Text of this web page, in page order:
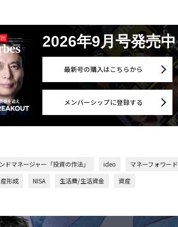
2026年9月号発売中
最新号の購入はこちらから
メンバーシップに登録する
ドマネージャー「投資の作法」 ideo マネーフォワード
形成
NISA 生活費/生活資金 資産